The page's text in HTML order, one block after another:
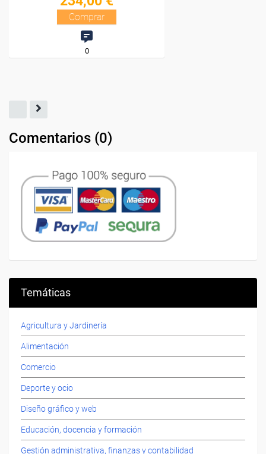
Comentarios (0)
Temáticas
Agricultura y Jardinería
Alimentación
Comercio
Deporte y ocio
Diseño gráfico y web
Educación, docencia y formación
Gestión administrativa, finanzas y contabilidad